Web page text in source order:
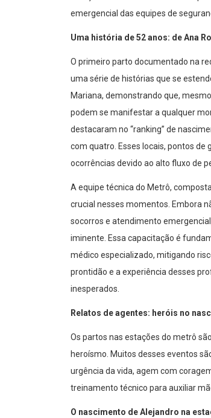
emergencial das equipes de
Uma história de 52 anos: de Ana
O primeiro parto documentado na
uma série de histórias que se
Mariana, demonstrando que,
podem se manifestar a qualquer
destacaram no “ranking” de
com quatro. Esses locais, pontos
ocorrências devido ao alto fluxo de
A equipe técnica do Metrô,
crucial nesses momentos. Embora
socorros e atendimento
iminente. Essa capacitação é
médico especializado, mitigando
prontidão e a experiência desses
inesperados.
Relatos de agentes: heróis no
Os partos nas estações do metrô
heroísmo. Muitos desses eventos
urgência da vida, agem com
treinamento técnico para auxiliar
O nascimento de Alejandro na